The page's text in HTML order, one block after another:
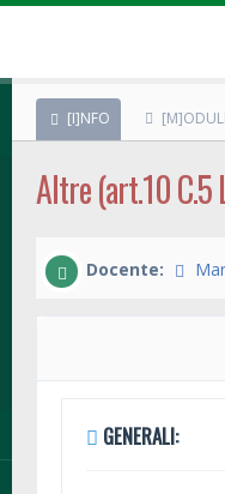
[I]NFO [M]ODULI
Altre (art.10 C.5
Docente:
GENERALI: